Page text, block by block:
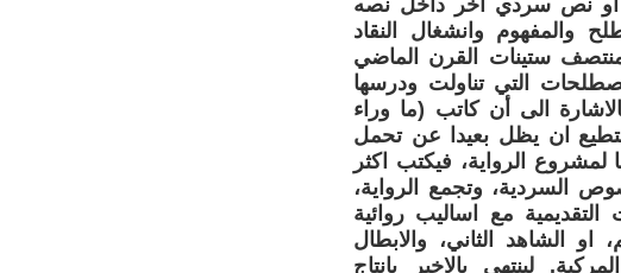
او نص سردي آخر داخل نصه
المصطلح والمفهوم وانشغال النقاد
منتصف ستينات القرن الماضي
التي تناولت ودرسها
الى أن كاتب (ما وراء
ان يظل بعيدا عن تحمل
مخططا لمشروع الرواية، فيكتب اكثر
السردية، وتجمع الرواية،
مع اساليب روائية
الشاهد الثاني، والابطال
لينتهي بالاخير بانتاج